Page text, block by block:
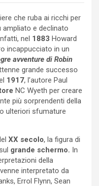
che ruba ai ricchi per
ampliato e declinato
nel 1883 Howard
incappucciato in un
avventure di Robin
grande successo
1917, l’autore Paul
NC Wyeth per creare
più sorprendenti della
ulteriori sfumature
XX secolo, la figura di
grande schermo. In
della
interpretato da
Errol Flynn, Sean